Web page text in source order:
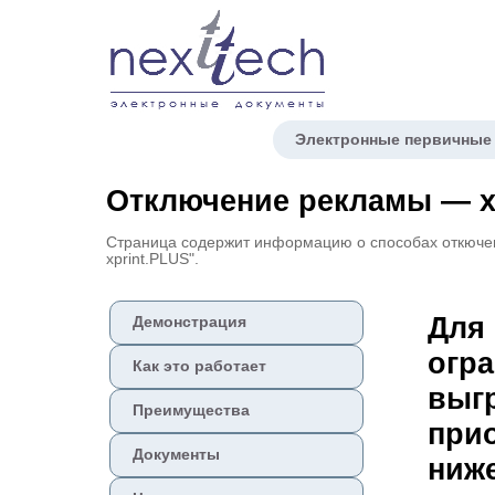
Электронные
Отключение рекламы —
Страница содержит информацию о способах
xprint.PLUS".
Демонстрация
Как это работает
Преимущества
Документы
Для